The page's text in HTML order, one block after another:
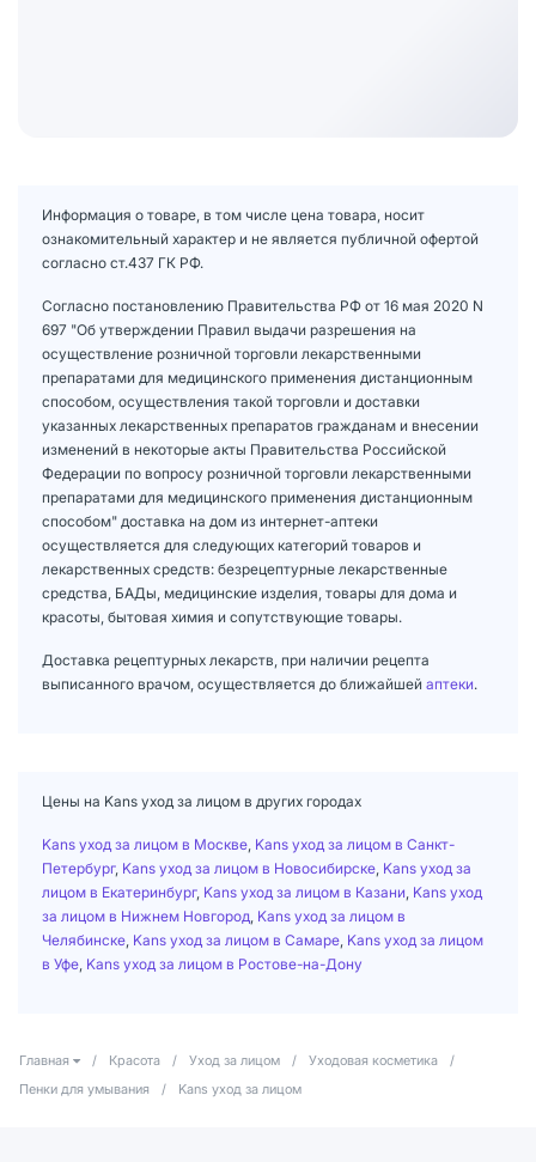
Информация о товаре, в том числе цена товара, носит
ознакомительный характер и не является публичной офертой
согласно ст.437 ГК РФ.
Согласно постановлению Правительства РФ от 16 мая 2020 N
697 "Об утверждении Правил выдачи разрешения на
осуществление розничной торговли лекарственными
препаратами для медицинского применения дистанционным
способом, осуществления такой торговли и доставки
указанных лекарственных препаратов гражданам и внесении
изменений в некоторые акты Правительства Российской
Федерации по вопросу розничной торговли лекарственными
препаратами для медицинского применения дистанционным
способом" доставка на дом из интернет-аптеки
осуществляется для следующих категорий товаров и
лекарственных средств: безрецептурные лекарственные
средства, БАДы, медицинские изделия, товары для дома и
красоты, бытовая химия и сопутствующие товары.
Доставка рецептурных лекарств, при наличии рецепта
выписанного врачом, осуществляется до ближайшей аптеки.
Цены на Kans уход за лицом в других городах
Kans уход за лицом в Москве Kans уход за лицом в Санкт-
Петербург, Kans уход за лицом в Новосибирске Kans уход за
лицом в Екатеринбург, Kans уход за лицом в Казани Kans уход
за лицом в Нижнем Новгород Kans уход за лицом в
Челябинске Kans уход за лицом в Самаре Kans уход за лицом
в Уфе Kans уход за лицом в Ростове-на-Дону
Главная / Красота / Уход за лицом / Уходовая косметика
/
Пенки для умывания
/ Kans уход за лицом